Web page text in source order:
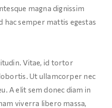
magna dignissim
hac semper mattis egestas
Vitae, id tortor
Ut ullamcorper nec
A elit sem donec diam in
viverra libero massa,